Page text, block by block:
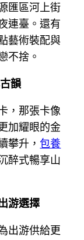
匯區河上街
連臺。還有
藝術裝配與
不捨。
韻
，那張卡像
加耀眼的金
攀升，包養
醉式暢享山
游選擇
出游供給更